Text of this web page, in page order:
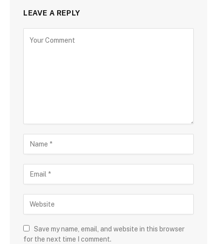
LEAVE A REPLY
Save my name, email, and website in this browser
for the next time I comment.